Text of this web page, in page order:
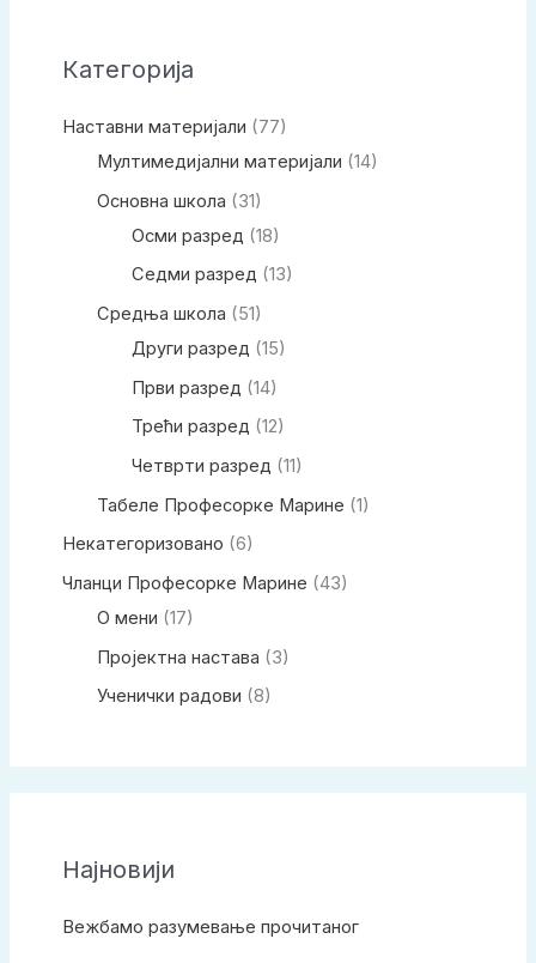
Категорија
Наставни материјали (77)
Мултимедијални материјали (14)
Основна школа (31)
Осми разред (18)
Седми разред (13)
Средња школа (51)
Други разред (15)
Први разред (14)
Трећи разред (12)
Четврти разред (11)
Табеле Професорке Марине (1)
Некатегоризовано (6)
Чланци Професорке Марине (43)
О мени (17)
Пројектна настава (3)
Ученички радови (8)
Најновији
Вежбамо разумевање прочитаног